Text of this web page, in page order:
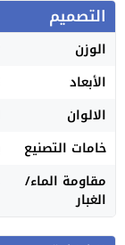
التصميم
الوزن
الأبعاد
الالوان
خامات التصنيع
مقاومة الماء/
الغبار